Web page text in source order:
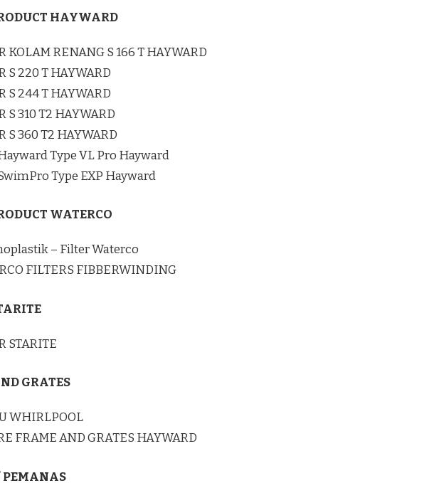
HAYWARD
KOLAM RENANG S 166 T HAYWARD
S 220 T HAYWARD
S 244 T HAYWARD
S 310 T2 HAYWARD
S 360 T2 HAYWARD
Type VL Pro Hayward
Type EXP Hayward
WATERCO
– Filter Waterco
FILTERS FIBBERWINDING
STARITE
GRATES
WHIRLPOOL
FRAME AND GRATES HAYWARD
PEMANAS